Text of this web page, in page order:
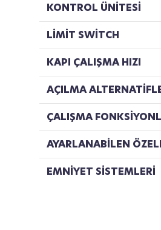
KONTROL ÜNİTESİ
LİMİT SWİTCH
KAPI ÇALIŞMA HIZI
AÇILMA
ÇALIŞMA
AYARLANABİLEN
EMNİYET SİSTEMLERİ